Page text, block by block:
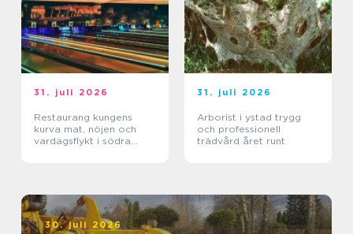
31. juli 2026
Restaurang kungens
kurva mat, nöjen och
vardagsflykt i södra
31. juli 2026
Arborist i ystad trygg
och professionell
trädvård året runt
30. juli 2026